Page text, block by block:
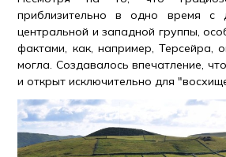
приблизительно в одно время с
центральной и западной группы,
фактами, как, например, Терсейра,
могла. Создавалось впечатление,
и открыт исключительно для